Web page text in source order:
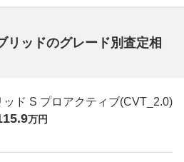
リッドのグレード別査定相
ッド S プロアクティブ(CVT_2.0)
万円